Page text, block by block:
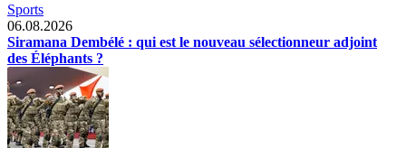
Sports
06.08.2026
Siramana Dembélé : qui est le nouveau sélectionneur adjoint
des Éléphants ?